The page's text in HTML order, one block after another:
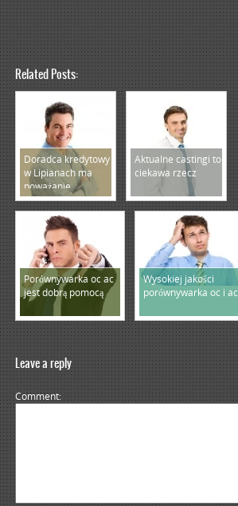
Related Posts:
Doradca kredytowy
w Lipianach ma
poważanie
Aktualne castingi to
ciekawa rzecz
Porównywarka oc ac
jest dobrą pomocą
Wysokiej jakości
porównywarka oc i ac
Leave a reply
Comment